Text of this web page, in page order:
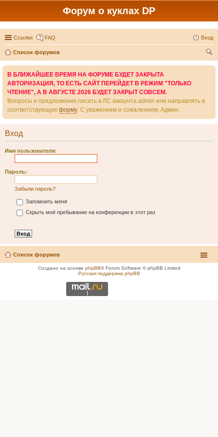
Форум о куклах DP
Ссылки FAQ Вход
Список форумов
В БЛИЖАЙШЕЕ ВРЕМЯ НА ФОРУМЕ БУДЕТ ЗАКРЫТА
АВТОРИЗАЦИЯ, ТО ЕСТЬ САЙТ ПЕРЕЙДЕТ В РЕЖИМ "ТОЛЬКО
ЧТЕНИЕ", А В АВГУСТЕ 2026 БУДЕТ ЗАКРЫТ СОВСЕМ.
Вопросы и предложения писать в ЛС аккаунта admin или направлять в
соответствующую форму. С уважением и сожалением, Админ.
Вход
Имя пользователя:
Пароль:
Забыли пароль?
Запомнить меня
Скрыть моё пребывание на конференции в этот раз
Список форумов
Создано на основе phpBB® Forum Software © phpBB Limited
Русская поддержка phpBB